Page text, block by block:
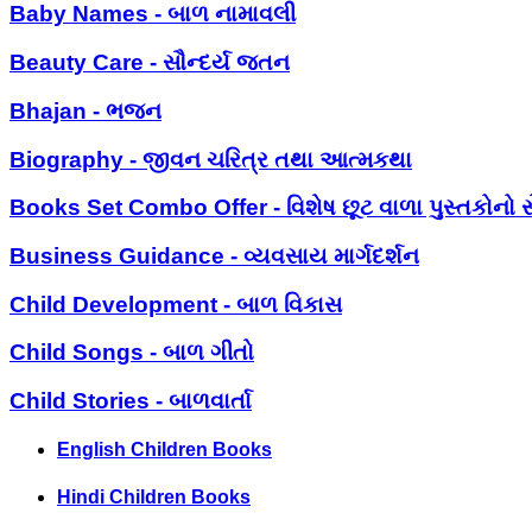
Baby Names - બાળ નામાવલી
Beauty Care - સૌન્દર્ય જતન
Bhajan - ભજન
Biography - જીવન ચરિત્ર તથા આત્મકથા
Books Set Combo Offer - વિશેષ છૂટ વાળા પુસ્તકોનો
Business Guidance - વ્યવસાય માર્ગદર્શન
Child Development - બાળ વિકાસ
Child Songs - બાળ ગીતો
Child Stories - બાળવાર્તા
English Children Books
Hindi Children Books